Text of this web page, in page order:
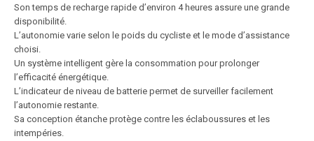
Son temps de recharge rapide d’environ 4 heures assure une grande
disponibilité.
L’autonomie varie selon le poids du cycliste et le mode d’assistance
choisi.
Un système intelligent gère la consommation pour prolonger
l’efficacité énergétique.
L’indicateur de niveau de batterie permet de surveiller facilement
l’autonomie restante.
Sa conception étanche protège contre les éclaboussures et les
intempéries.